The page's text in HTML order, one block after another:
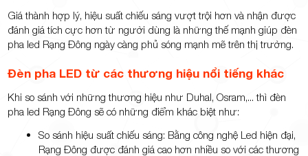
Giá thành hợp lý, hiệu suất chiếu sáng vượt trội hơn và nhận được
đánh giá tích cực hơn từ người dùng là những thế mạnh giúp đèn
pha led Rạng Đông ngày càng phủ sóng mạnh mẽ trên thị trường.
Đèn pha LED từ các thương hiệu nổi tiếng khác
Khi so sánh với những thương hiệu như Duhal, Osram,... thì đèn
pha led Rạng Đông sẽ có những điểm khác biệt như:
So sánh hiệu suất chiếu sáng: Bằng công nghệ Led hiện đại,
Rạng Đông được đánh giá cao hơn nhiều so với các thương